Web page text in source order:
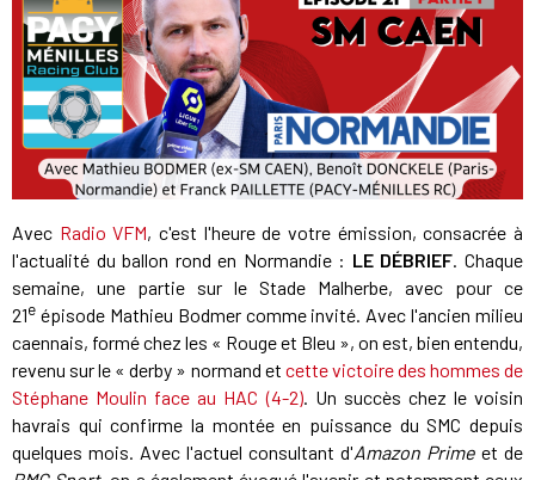
Avec Radio VFM, c'est l'heure de votre émission, consacrée à
l'actualité du ballon rond en Normandie : LE DÉBRIEF . Chaque
semaine, une partie sur le Stade Malherbe, avec pour ce
21e épisode Mathieu Bodmer comme invité. Avec l'ancien milieu
caennais, formé chez les « Rouge et Bleu », on est, bien entendu,
revenu sur le « derby » normand et cette victoire des hommes de
Stéphane Moulin face au HAC (4-2). Un succès chez le voisin
havrais qui confirme la montée en puissance du SMC depuis
quelques mois. Avec l'actuel consultant d'Amazon Prime et de